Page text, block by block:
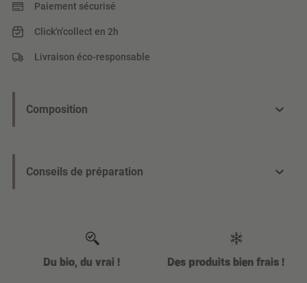
Paiement sécurisé
Click'n'collect en 2h
Livraison éco-responsable
Composition
Conseils de préparation
Du bio, du vrai ! Des produits bien frais !